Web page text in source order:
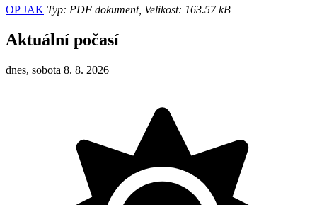
OP JAK Typ: PDF dokument, Velikost: 163.57 kB
Aktuální počasí
dnes, sobota 8. 8. 2026